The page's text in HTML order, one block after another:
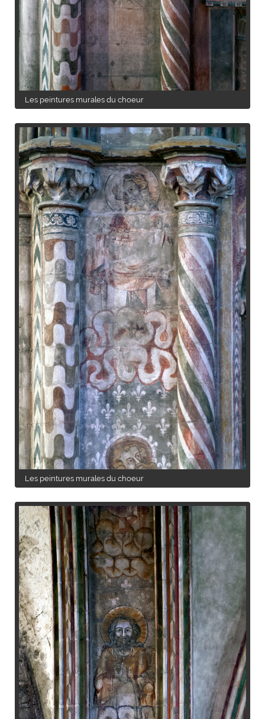
Les peintures murales du choeur
Les peintures murales du choeur